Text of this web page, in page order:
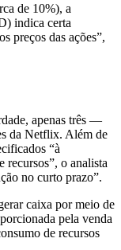
de 10%), a
indica certa
preços das ações”,
apenas três —
da Netflix. Além de
“à
recursos”, o analista
no curto prazo”.
caixa por meio de
pela venda
de recursos